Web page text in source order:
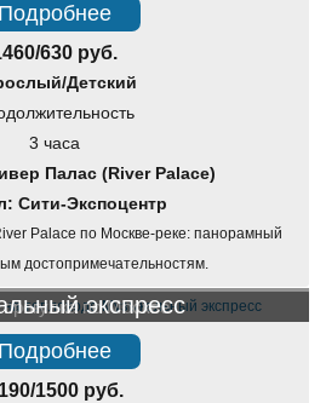
Подробнее
630 руб.
Детский
3 часа
Палас (River Palace)
Сити-Экспоцентр
Palace по Москве-реке: панорамный
достопримечательностям.
по Москве
экспресс
Подробнее
1500 руб.